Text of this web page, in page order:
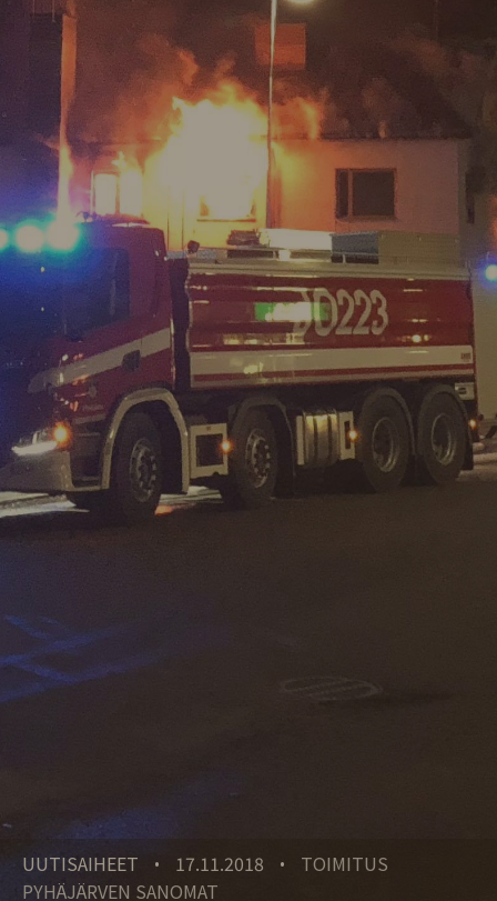
UUTISAIHEET • 17.11.2018 •
TOIMITUS
PYHÄJÄRVEN SANOMAT